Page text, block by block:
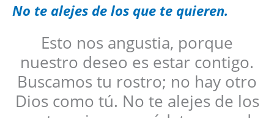
No te alejes de los que te quieren.
Esto nos angustia, porque
nuestro deseo es estar contigo.
Buscamos tu rostro; no hay otro
Dios como tú. No te alejes de los